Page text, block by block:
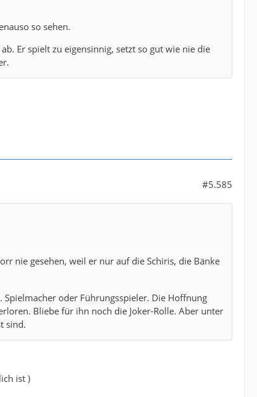
so sehen.
Er spielt zu eigensinnig, setzt so gut wie nie die
#5.585
nie gesehen, weil er nur auf die Schiris, die Bänke
oder Führungsspieler. Die Hoffnung
Bliebe für ihn noch die Joker-Rolle. Aber unter
sind.
ist )